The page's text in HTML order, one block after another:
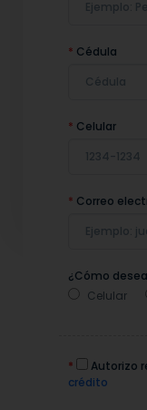
* Cédula
* Celular
* Correo
¿Cómo
Celular
* Autorizo
crédito